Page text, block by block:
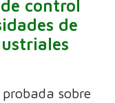
control
de
sobre